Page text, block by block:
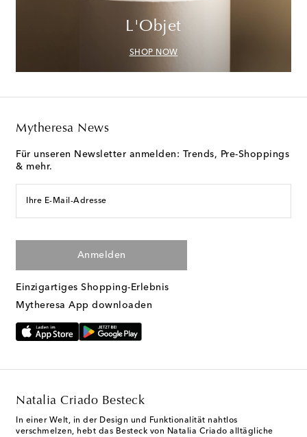
L'Objet
SHOP NOW
Mytheresa News
Für unseren Newsletter anmelden: Trends, Pre-Shoppings
& mehr.
Ihre E-Mail-Adresse
Anmelden
Einzigartiges Shopping-Erlebnis
Mytheresa App downloaden
Natalia Criado Besteck
In einer Welt, in der Design und Funktionalität nahtlos
verschmelzen, hebt das Besteck von Natalia Criado alltägliche